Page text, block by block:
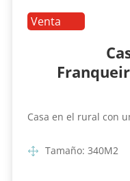
Venta
Casa en el rural con
Tamaño: 340M2